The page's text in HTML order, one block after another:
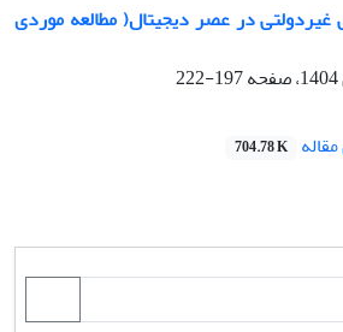
غیردولتی در عصر دیجیتال( مطالعه موردی
197-222
704.78 K